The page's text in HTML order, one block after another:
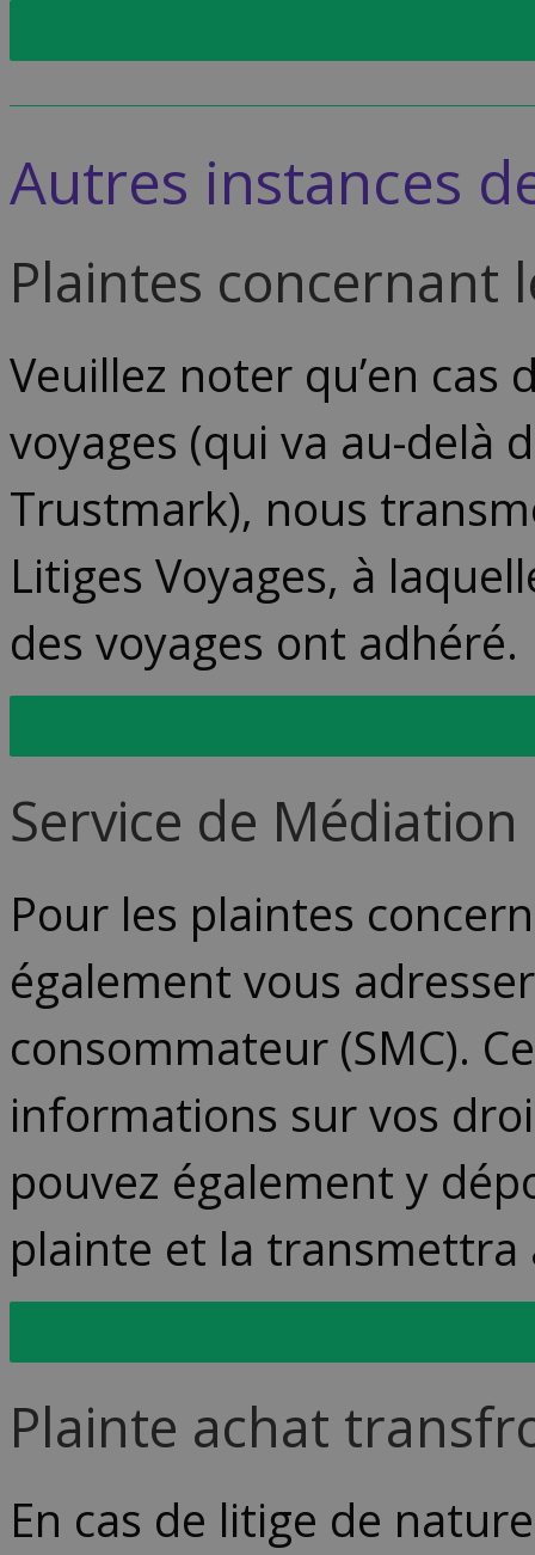
Autres instances
Plaintes concernant
Veuillez noter qu’en
voyages (qui va au-delà
Trustmark), nous
Litiges Voyages, à
des voyages ont adhéré.
Service de
Pour les plaintes
également vous
consommateur (SMC).
informations sur vos
pouvez également y
plainte et la transmettra
Plainte achat
En cas de litige de